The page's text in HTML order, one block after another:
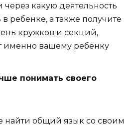
через какую деятельность
в ребенке, а также получите
кружков и секций,
именно вашему ребенку
понимать своего
найти общий язык со своим